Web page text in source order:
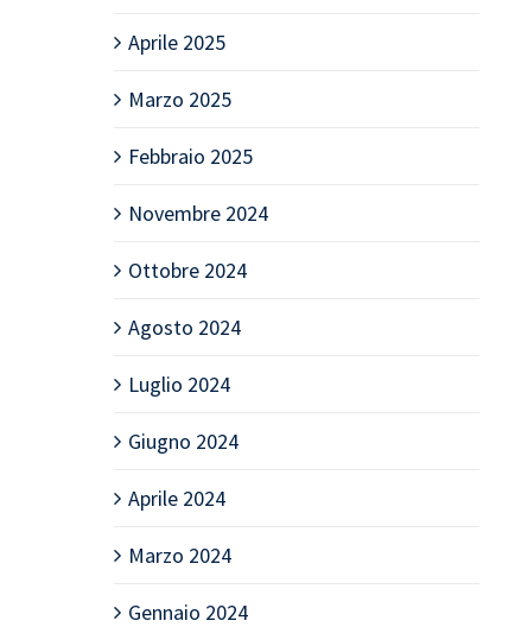
Aprile 2025
Marzo 2025
Febbraio 2025
Novembre 2024
Ottobre 2024
Agosto 2024
Luglio 2024
Giugno 2024
Aprile 2024
Marzo 2024
Gennaio 2024